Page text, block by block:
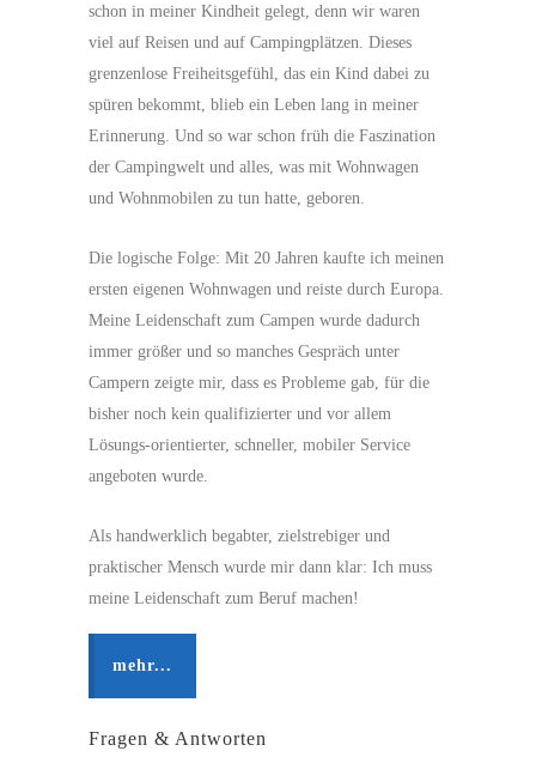
schon in meiner Kindheit gelegt, denn wir waren
viel auf Reisen und auf Campingplätzen. Dieses
grenzenlose Freiheitsgefühl, das ein Kind dabei zu
spüren bekommt, blieb ein Leben lang in meiner
Erinnerung. Und so war schon früh die Faszination
der Campingwelt und alles, was mit Wohnwagen
und Wohnmobilen zu tun hatte, geboren.
Die logische Folge: Mit 20 Jahren kaufte ich meinen
ersten eigenen Wohnwagen und reiste durch Europa.
Meine Leidenschaft zum Campen wurde dadurch
immer größer und so manches Gespräch unter
Campern zeigte mir, dass es Probleme gab, für die
bisher noch kein qualifizierter und vor allem
Lösungs-orientierter, schneller, mobiler Service
angeboten wurde.
Als handwerklich begabter, zielstrebiger und
praktischer Mensch wurde mir dann klar: Ich muss
meine Leidenschaft zum Beruf machen!
mehr...
Fragen & Antworten